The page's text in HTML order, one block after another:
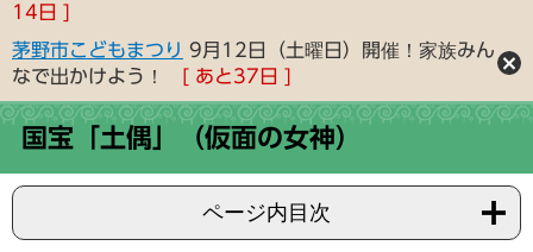
14 日
茅野市こどもまつり 9月12日（土曜日）開催！家族みん
なで出かけよう！
あと37 日
国宝「土偶」（仮面の女神）
ページ内目次